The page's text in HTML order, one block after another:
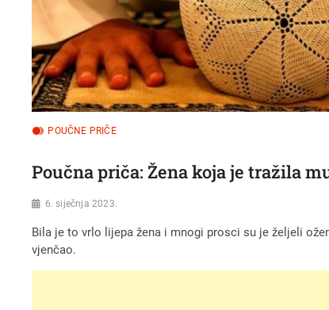
POUČNE PRIČE
Poučna priča: Žena koja je tražila
6. siječnja 2023.
Bila je to vrlo lijepa žena i mnogi prosci su je željeli
vjenčao.